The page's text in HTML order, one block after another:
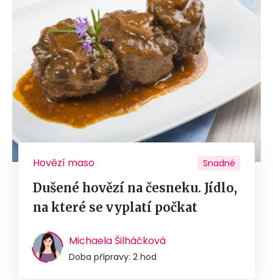
Hovězí maso Snadné
Dušené hovězí na česneku. Jídlo,
na které se vyplatí počkat
Michaela Šilháčková
Doba přípravy: 2 hod